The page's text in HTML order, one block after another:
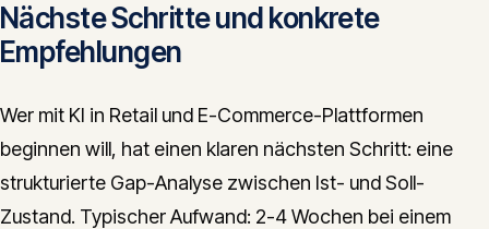
Nächste Schritte und konkrete
Empfehlungen
Wer mit KI in Retail und E-Commerce-Plattformen
beginnen will, hat einen klaren nächsten Schritt: eine
strukturierte Gap-Analyse zwischen Ist- und Soll-
Zustand. Typischer Aufwand: 2-4 Wochen bei einem